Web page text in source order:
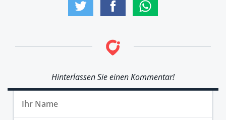
Hinterlassen Sie einen Kommentar!